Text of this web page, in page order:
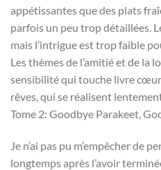
appétissantes que des plats
parfois un peu trop détaillées.
mais l’intrigue est trop faible
Les thèmes de l’amitié et de la
sensibilité qui touche livre
rêves, qui se réalisent
Tome 2: Goodbye Parakeet,
Je n’ai pas pu m’empêcher de
longtemps après l’avoir